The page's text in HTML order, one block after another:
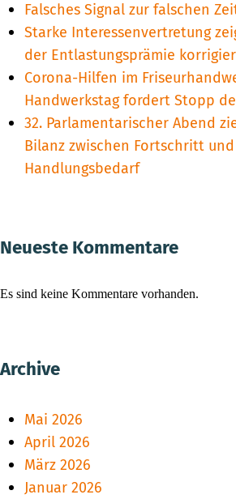
Falsches Signal zur falschen
Starke Interessenvertretung
der Entlastungsprämie
Corona-Hilfen im
Handwerkstag fordert Stopp
32. Parlamentarischer Abend
Bilanz zwischen Fortschritt
Handlungsbedarf
Neueste Kommentare
Es sind keine Kommentare vorhanden.
Archive
Mai 2026
April 2026
März 2026
Januar 2026